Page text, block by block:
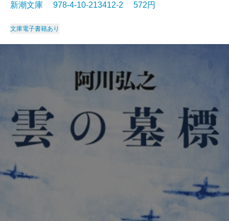
新潮文庫 978-4-10-213412-2 572円
文庫電子書籍あり